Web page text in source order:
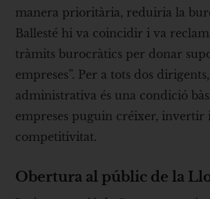
manera prioritària, reduiria la
Ballesté hi va coincidir i va
tràmits burocràtics per donar
empreses”. Per a tots dos
administrativa és una condició
empreses puguin créixer, invertir
competitivitat.
Obertura al públic de la